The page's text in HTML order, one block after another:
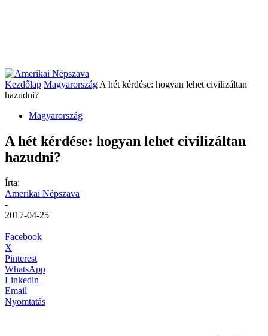
Kezdőlap Magyarország A hét kérdése: hogyan lehet civilizáltan
hazudni?
Magyarország
A hét kérdése: hogyan lehet civilizáltan
hazudni?
Írta:
Amerikai Népszava
-
2017-04-25
Facebook
X
Pinterest
WhatsApp
Linkedin
Email
Nyomtatás